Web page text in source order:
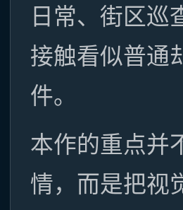
日常、街区巡
接触看似普通
件。
本作的重点并
情，而是把视